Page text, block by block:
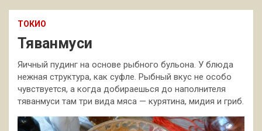
ТОКИО
Тяванмуси
Яичный пудинг на основе рыбного бульона. У блюда
нежная структура, как суфле. Рыбный вкус не особо
чувствуется, а когда добираешься до наполнителя
тяванмуси там три вида мяса — курятина, мидия и гриб.